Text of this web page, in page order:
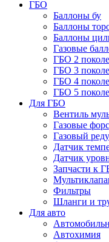
ГБО
Баллоны бу
Баллоны
Баллоны
Газовые
ГБО 2
ГБО 3
ГБО 4
ГБО 5
Для ГБО
Вентиль
Газовые
Газовый
Датчик
Датчик
Запчасти к
Фильтры
Шланги и
Для авто
Автохимия